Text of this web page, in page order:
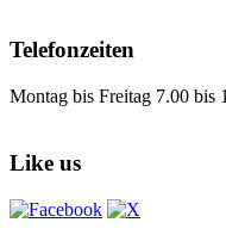
Telefonzeiten
Montag bis Freitag 7.00 bis
Like us